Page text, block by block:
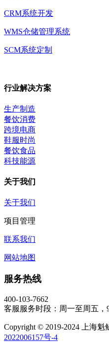
CRM系统开发
WMS仓储管理系统
SCM系统定制
行业解决方案
生产制造
餐饮消费
跨境电商
鞋服时尚
餐饮食品
科技能源
关于我们
关于我们
项目管理
联系我们
网站地图
服务热线
400-103-7662
客服服务时段：周一至周五，
Copyright © 2019-2024 上海
2022006157号-4